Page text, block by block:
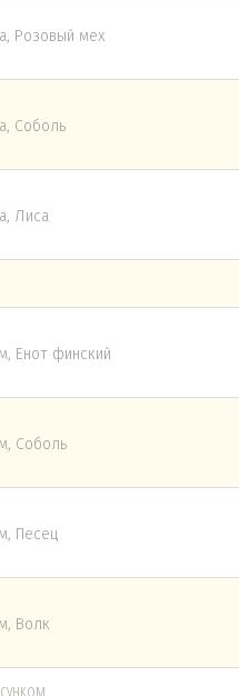
Розовый мех
Соболь
Лиса
Енот финский
Соболь
Песец
Волк